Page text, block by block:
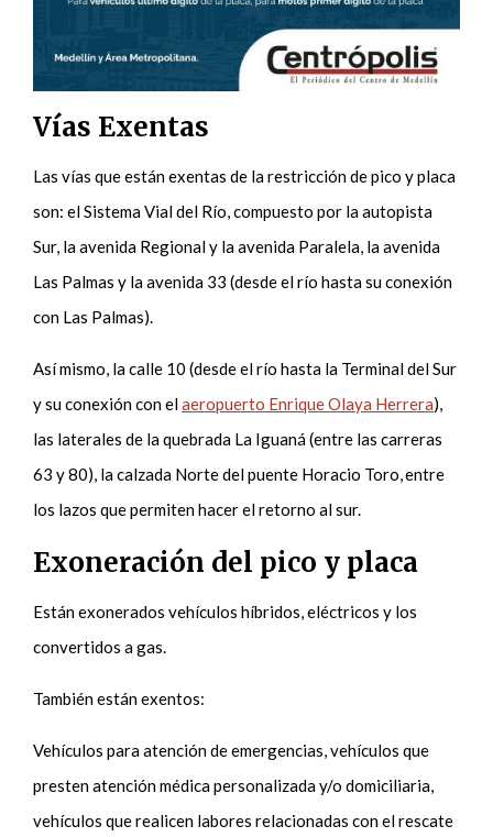
Vías Exentas
Las vías que están exentas de la restricción de pico y placa
son: el Sistema Vial del Río, compuesto por la autopista
Sur, la avenida Regional y la avenida Paralela, la avenida
Las Palmas y la avenida 33 (desde el río hasta su conexión
con Las Palmas).
Así mismo, la calle 10 (desde el río hasta la Terminal del Sur
y su conexión con elaeropuerto Enrique Olaya Herrera),
las laterales de la quebrada La Iguaná (entre las carreras
63 y 80), la calzada Norte del puente Horacio Toro, entre
los lazos que permiten hacer el retorno al sur.
Exoneración del pico y placa
Están exonerados vehículos híbridos, eléctricos y los
convertidos a gas.
También están exentos:
Vehículos para atención de emergencias, vehículos que
presten atención médica personalizada y/o domiciliaria,
vehículos que realicen labores relacionadas con el rescate